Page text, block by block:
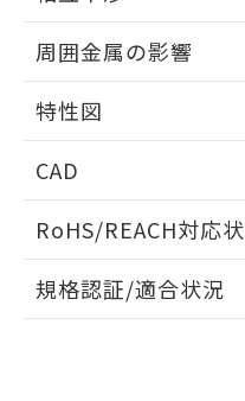
出力段回路図
相互干渉
A: 40mm以上、B: 30mm以
周囲金属の影響
周囲金属の影響
特性図
検出物体の大きさと材質に
CAD
ドすることができます
ログ
RoHS/REACH対応
EU RoHS 注意事項・
規格認証/適合状況
指します。
るもので、過去に
また、RoHS指令
物質の対応では、
荷製品に未対応品
り、2022年1月12
す。